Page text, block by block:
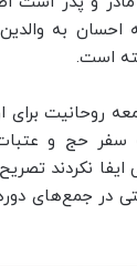
به والدین
است.
روحانیت برای
سفر حج و
نکردند تصریح
در جمع‌های